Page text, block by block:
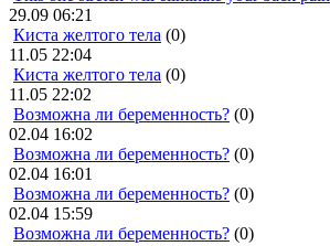
29.09 06:21
Киста желтого тела (0)
11.05 22:04
Киста желтого тела (0)
11.05 22:02
Возможна ли беременность? (0)
02.04 16:02
Возможна ли беременность? (0)
02.04 16:01
Возможна ли беременность? (0)
02.04 15:59
Возможна ли беременность? (0)